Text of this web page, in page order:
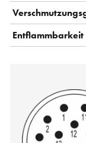
Entflammbarkeit